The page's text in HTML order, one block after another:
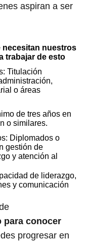
aspiran a ser
necesitan nuestros
trabajar de esto
Titulación
o áreas
de tres años en
o similares.
Diplomados o
gestión de
y atención al
de liderazgo,
y comunicación
para conocer
progresar en